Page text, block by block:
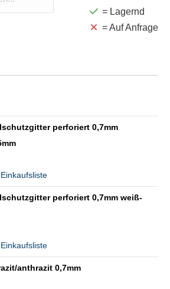
= Lagernd
= Auf Anfrage
perforiert 0,7mm
perforiert 0,7mm weiß-
anthrazit 0,7mm